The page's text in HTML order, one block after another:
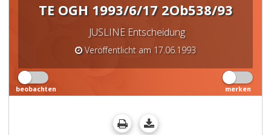
TE OGH 1993/6/17 2Ob538/93
JUSLINE Entscheidung
Veröffentlicht am 17.06.1993
beobachten merken